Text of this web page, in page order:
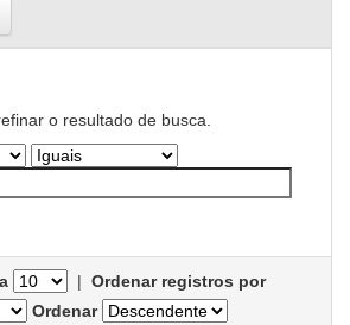
o resultado de busca.
| Ordenar registros por
Ordenar